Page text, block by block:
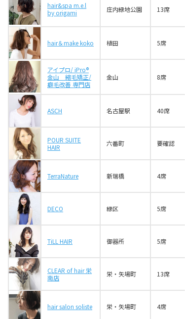
hair&spa m.e.l
by origami
庄内緑地公園 13席
hair＆make koko 植田 5席
アイプロ/ iPro®︎
金山 縮毛矯正/
癖毛改善 専門店
金山 8席
ASCH 名古屋駅 40席
POUR SUITE
HAIR
六番町 要確認
TerraNature 新瑞橋 4席
DECO 緑区 5席
TiLL HAIR 御器所 5席
CLEAR of hair 栄
南店
栄・矢場町 13席
hair salon soliste 栄・矢場町 4席